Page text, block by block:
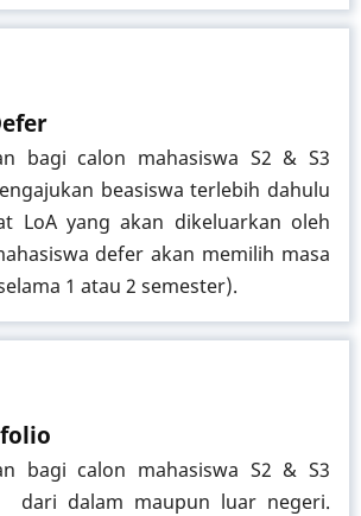
bagi calon mahasiswa S2 & S3
beasiswa terlebih dahulu
LoA yang akan dikeluarkan oleh
defer akan memilih masa
1 atau 2 semester).
bagi calon mahasiswa S2 & S3
dari dalam maupun luar negeri.